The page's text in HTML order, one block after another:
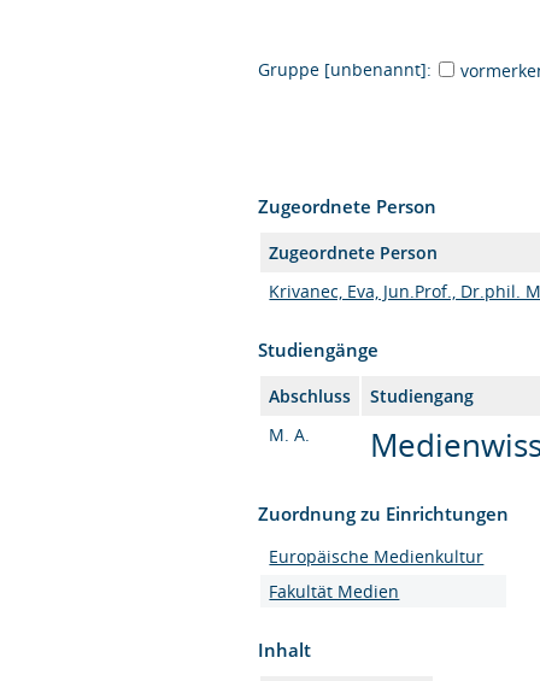
Gruppe [unbenannt]:
Zugeordnete Person
Zugeordnete Person
Krivanec, Eva, Jun.Prof., Dr.phil.
Studiengänge
Abschluss
Studiengang
M. A.
Zuordnung zu Einrichtungen
Europäische Medienkultur
Fakultät Medien
Inhalt